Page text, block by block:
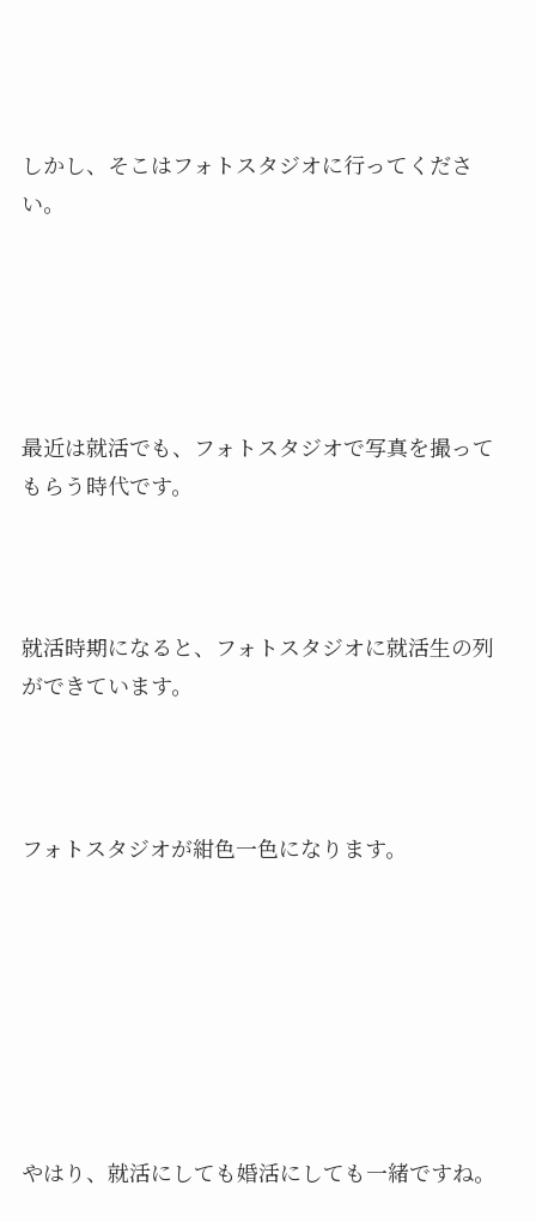
しかし、そこはフォトスタジオに行ってくださ
い。
最近は就活でも、フォトスタジオで写真を撮って
もらう時代です。
就活時期になると、フォトスタジオに就活生の列
ができています。
フォトスタジオが紺色一色になります。
やはり、就活にしても婚活にしても一緒ですね。